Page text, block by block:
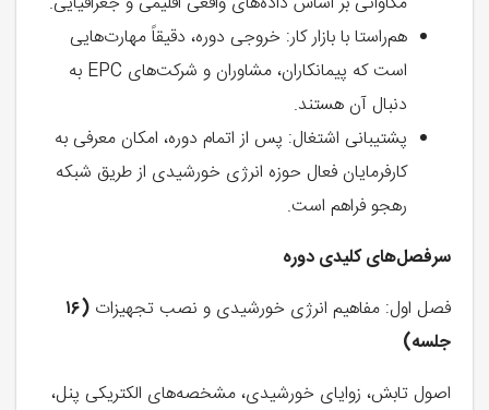
هم‌راستا با بازار کار: خروجی دوره، دقیقاً مهارت‌هایی
است که پیمانکاران، مشاوران و شرکت‌های EPC به
دنبال آن هستند.
پشتیبانی اشتغال: پس از اتمام دوره، امکان معرفی به
کارفرمایان فعال حوزه انرژی خورشیدی از طریق شبکه
رهجو فراهم است.
سرفصل‌های کلیدی دوره
فصل اول: مفاهیم انرژی خورشیدی و نصب تجهیزات (۱۶
جلسه)
اصول تابش، زوایای خورشیدی، مشخصه‌های الکتریکی پنل،